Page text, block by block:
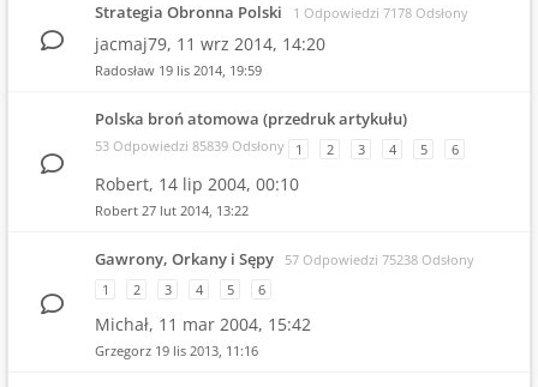
Strategia Obronna Polski 1 Odpowiedzi 7178 Odsłony
jacmaj79, 11 wrz 2014, 14:20
Radosław 19 lis 2014, 19:59
Polska broń atomowa (przedruk artykułu)
53 Odpowiedzi 85839 Odsłony 1 2 3 4 5 6
Robert, 14 lip 2004, 00:10
Robert 27 lut 2014, 13:22
Gawrony, Orkany i Sępy
57 Odpowiedzi 75238 Odsłony
1
2 3 4 5 6
Michał, 11 mar 2004, 15:42
Grzegorz 19 lis 2013, 11:16